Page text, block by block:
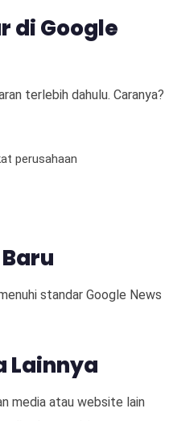
di Google
terlebih dahulu. Caranya?
perusahaan
standar Google News
Lainnya
media atau website lain